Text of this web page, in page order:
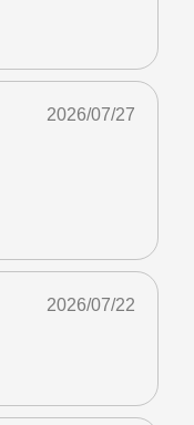
2026/07/27
2026/07/22